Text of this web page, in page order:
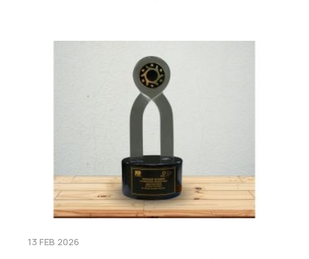
13 FEB 2026